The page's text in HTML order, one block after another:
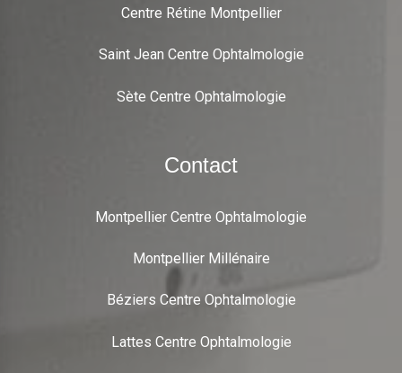
Centre Rétine Montpellier
Saint Jean Centre Ophtalmologie
Sète Centre Ophtalmologie
Contact
Montpellier Centre Ophtalmologie
Montpellier Millénaire
Béziers Centre Ophtalmologie
Lattes Centre Ophtalmologie